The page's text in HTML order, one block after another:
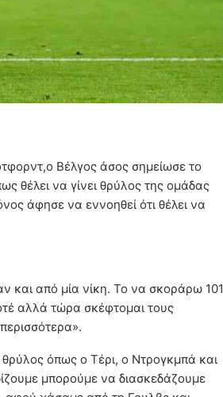
Βέλγος άσος σημείωσε το
να γίνει θρύλος της ομάδας
άφησε να εννοηθεί ότι θέλει να
και από μία νίκη. Το να σκοράρω 101
αλλά τώρα σκέφτομαι τους
όπως ο Τέρι, ο Ντρογκμπά και
μπορούμε να διασκεδάζουμε